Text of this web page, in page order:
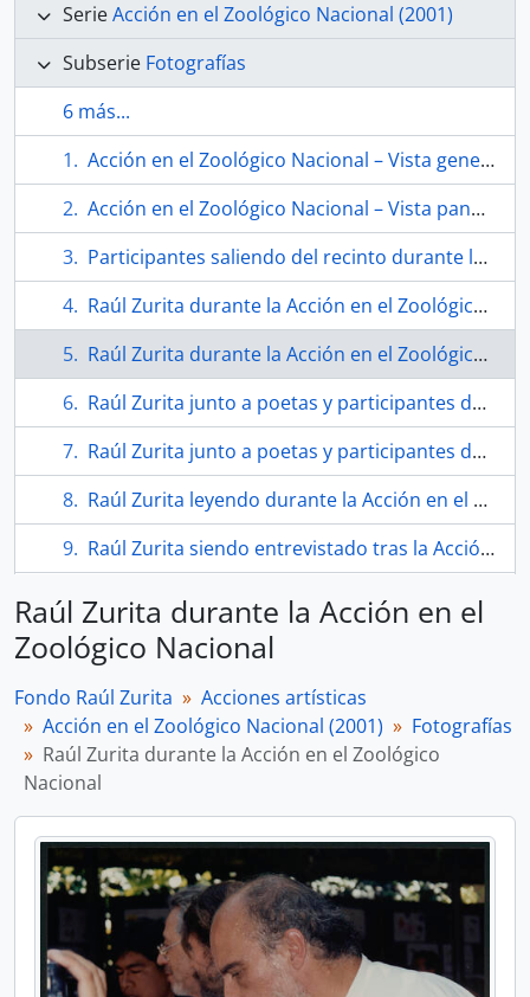
SerieAcción en el Zoológico Nacional (2001)
Subserie Fotografías
6 más...
Acción en el Zoológico Nacional – Vista general del foso de los babuinos antes de la lectura
Acción en el Zoológico Nacional – Vista panorámica del foso y público asistente
Participantes saliendo del recinto durante la Acción en el Zoológico Nacional
Raúl Zurita durante la Acción en el Zoológico Nacional
Raúl Zurita durante la Acción en el Zoológico Nacional
Raúl Zurita junto a poetas y participantes de la Acción en el Zoológico Nacional
Raúl Zurita junto a poetas y participantes de la Acción en el Zoológico Nacional
Raúl Zurita leyendo durante la Acción en el Zoológico Nacional
Raúl Zurita siendo entrevistado tras la Acción en el Zoológico Nacional
1 más...
Raúl Zurita durante la Acción en el
Zoológico Nacional
Fondo Raúl Zurita
Acciones artísticas
Acción en el Zoológico Nacional (2001)
Fotografías
Raúl Zurita durante la Acción en el Zoológico
Nacional